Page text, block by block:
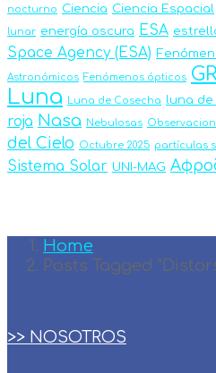
nocturno Ciencia Ciencia Espacial
lunar energía oscura ESA
Space Agency (ESA)
Astronómicos Fenómenos ópticos
Luna Luna de Cosecha luna de
roja Nasa Nebulosas
del Cielo
Octubre 2025 partículas
Sistema Solar UNI-MAG
Home
Posts Tagged
>> NOSOTROS